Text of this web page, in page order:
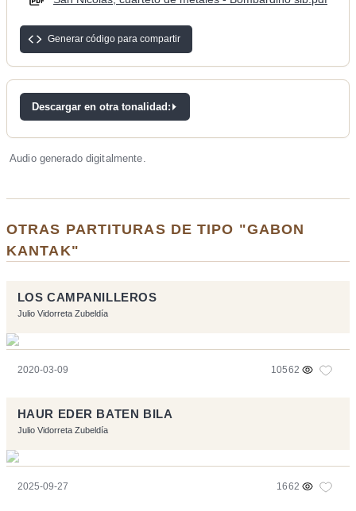
Generar código para compartir
Descargar en otra tonalidad:
Audio generado digitalmente.
OTRAS PARTITURAS DE TIPO "GABON
KANTAK"
LOS CAMPANILLEROS
Julio Vidorreta Zubeldía
2020-03-09 10562
HAUR EDER BATEN BILA
Julio Vidorreta Zubeldía
2025-09-27 1662